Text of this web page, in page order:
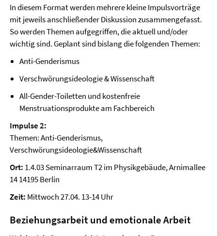
In diesem Format werden mehrere kleine Impulsvorträge
mit jeweils anschließender Diskussion zusammengefasst.
So werden Themen aufgegriffen, die aktuell und/oder
wichtig sind. Geplant sind bislang die folgenden Themen:
Anti-Genderismus
Verschwörungsideologie & Wissenschaft
All-Gender-Toiletten und kostenfreie
Menstruationsprodukte am Fachbereich
Impulse 2:
Themen: Anti-Genderismus,
Verschwörungsideologie&Wissenschaft
Ort: 1.4.03 Seminarraum T2 im Physikgebäude, Arnimallee
14 14195 Berlin
Zeit: Mittwoch 27.04. 13-14 Uhr
Beziehungsarbeit und emotionale Arbeit